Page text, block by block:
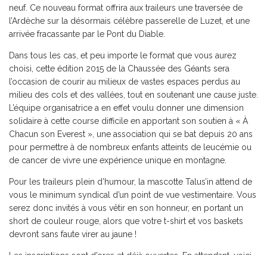
neuf. Ce nouveau format offrira aux traileurs une traversée de
l’Ardèche sur la désormais célèbre passerelle de Luzet, et une
arrivée fracassante par le Pont du Diable.
Dans tous les cas, et peu importe le format que vous aurez
choisi, cette édition 2015 de la Chaussée des Géants sera
l’occasion de courir au milieux de vastes espaces perdus au
milieu des cols et des vallées, tout en soutenant une cause juste.
L’équipe organisatrice a en effet voulu donner une dimension
solidaire à cette course difficile en apportant son soutien à « À
Chacun son Everest », une association qui se bat depuis 20 ans
pour permettre à de nombreux enfants atteints de leucémie ou
de cancer de vivre une expérience unique en montagne.
Pour les traileurs plein d’humour, la mascotte Talus’in attend de
vous le minimum syndical d’un point de vue vestimentaire. Vous
serez donc invités à vous vêtir en son honneur, en portant un
short de couleur rouge, alors que votre t-shirt et vos baskets
devront sans faute virer au jaune !